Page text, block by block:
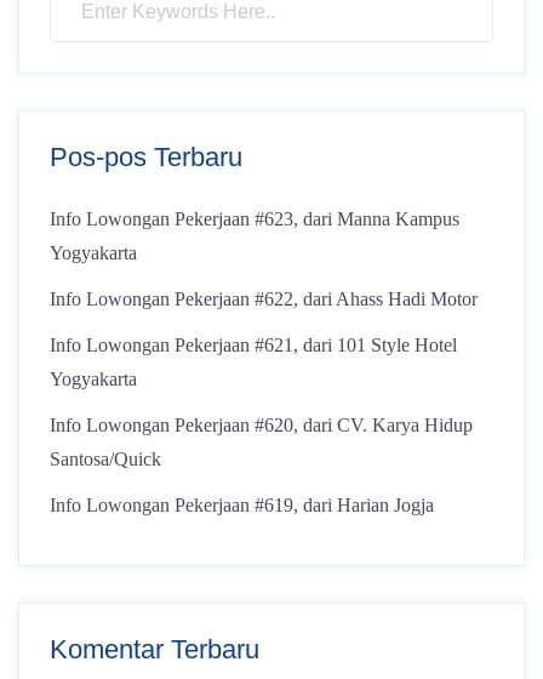
Pos-pos Terbaru
Info Lowongan Pekerjaan #623, dari Manna Kampus
Yogyakarta
Info Lowongan Pekerjaan #622, dari Ahass Hadi Motor
Info Lowongan Pekerjaan #621, dari 101 Style Hotel
Yogyakarta
Info Lowongan Pekerjaan #620, dari CV. Karya Hidup
Santosa/Quick
Info Lowongan Pekerjaan #619, dari Harian Jogja
Komentar Terbaru